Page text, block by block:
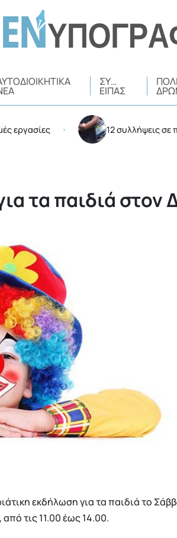
ΣΥ…
ΕΊΠΑΣ
• 12 συλλήψεις σε
τα παιδιά στον
εκδήλωση για τα παιδιά το
τις 11.00 έως 14.00.